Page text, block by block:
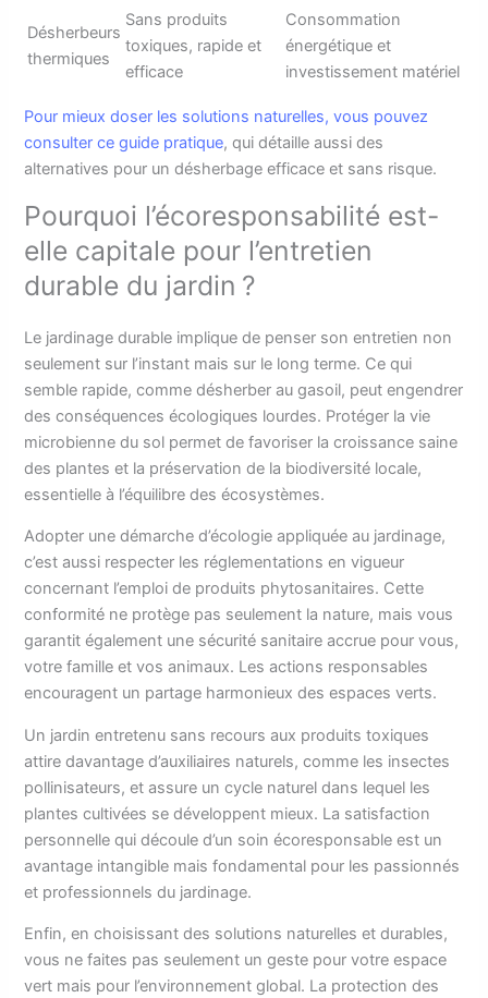
Désherbeurs
thermiques
Sans produits
toxiques, rapide et
efficace
Consommation
énergétique et
investissement matériel
Pour mieux doser les solutions naturelles, vous pouvez
consulter ce guide pratique, qui détaille aussi des
alternatives pour un désherbage efficace et sans risque.
Pourquoi l’écoresponsabilité est-
elle capitale pour l’entretien
durable du jardin ?
Le jardinage durable implique de penser son entretien non
seulement sur l’instant mais sur le long terme. Ce qui
semble rapide, comme désherber au gasoil, peut engendrer
des conséquences écologiques lourdes. Protéger la vie
microbienne du sol permet de favoriser la croissance saine
des plantes et la préservation de la biodiversité locale,
essentielle à l’équilibre des écosystèmes.
Adopter une démarche d’écologie appliquée au jardinage,
c’est aussi respecter les réglementations en vigueur
concernant l’emploi de produits phytosanitaires. Cette
conformité ne protège pas seulement la nature, mais vous
garantit également une sécurité sanitaire accrue pour vous,
votre famille et vos animaux. Les actions responsables
encouragent un partage harmonieux des espaces verts.
Un jardin entretenu sans recours aux produits toxiques
attire davantage d’auxiliaires naturels, comme les insectes
pollinisateurs, et assure un cycle naturel dans lequel les
plantes cultivées se développent mieux. La satisfaction
personnelle qui découle d’un soin écoresponsable est un
avantage intangible mais fondamental pour les passionnés
et professionnels du jardinage.
Enfin, en choisissant des solutions naturelles et durables,
vous ne faites pas seulement un geste pour votre espace
vert mais pour l’environnement global. La protection des